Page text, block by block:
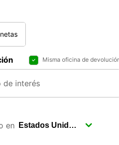
Misma oficina de
en